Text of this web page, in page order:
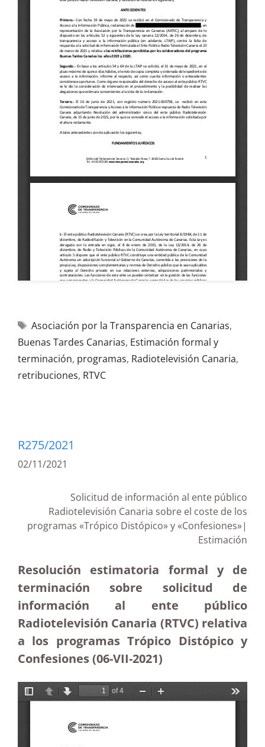
Asociación por la Transparencia en Canarias,
Buenas Tardes Canarias, Estimación formal y
terminación, programas, Radiotelevisión Canaria,
retribuciones, RTVC
R275/2021
02/11/2021
Solicitud de información al ente público
Radiotelevisión Canaria sobre el coste de los
programas «Trópico Distópico» y «Confesiones»|
Estimación
Resolución estimatoria formal y de
terminación sobre solicitud de
información al ente público
Radiotelevisión Canaria (RTVC) relativa
a los programas Trópico Distópico y
Confesiones (06-VII-2021)